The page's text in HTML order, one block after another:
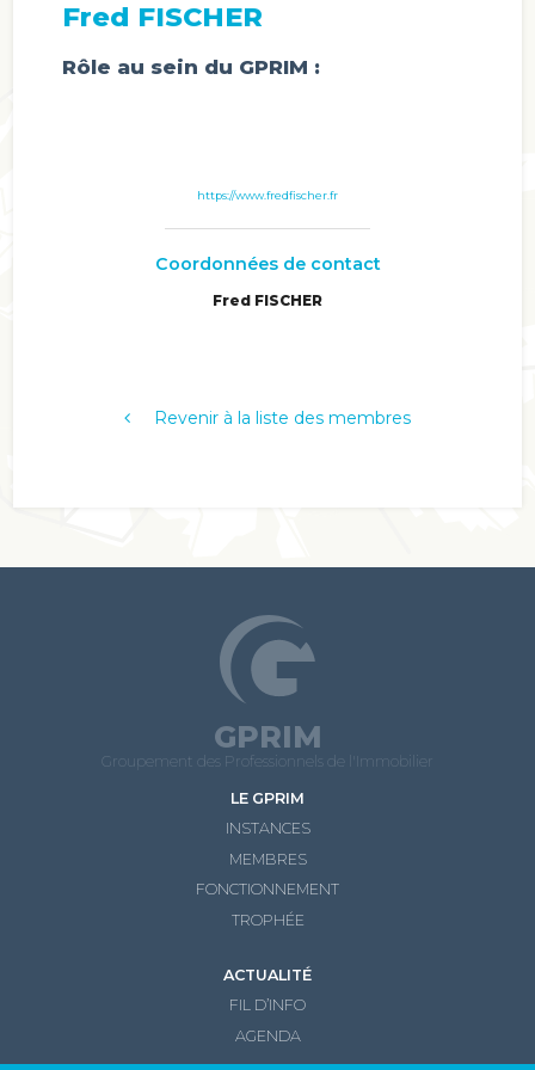
Fred FISCHER
Rôle au sein du GPRIM :
https://www.fredfischer.fr
Coordonnées de contact
Fred FISCHER
Revenir à la liste des membres
GPRIM
Groupement des Professionnels de l'Immobilier
LE GPRIM
INSTANCES
MEMBRES
FONCTIONNEMENT
TROPHÉE
ACTUALITÉ
FIL D’INFO
AGENDA